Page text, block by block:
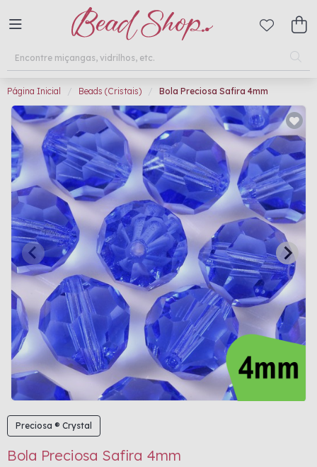
Página Inicial Beads (Cristais) Bola Preciosa Safira 4mm
Preciosa ® Crystal
Bola Preciosa Safira 4mm